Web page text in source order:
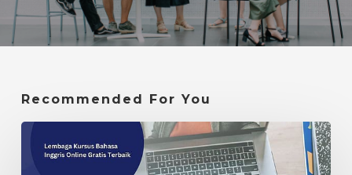
Recommended For You
Lembaga
Kursus